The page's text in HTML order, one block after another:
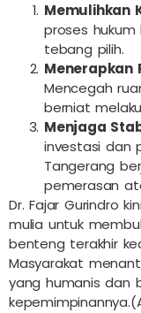
Memulihkan
proses
tebang pilih.
Menerapkan
Mencegah
berniat
Menjaga
investasi dan
Tangerang
pemerasan
Dr. Fajar Gurindro
mulia untuk
benteng terakhir
Masyarakat
yang humanis dan